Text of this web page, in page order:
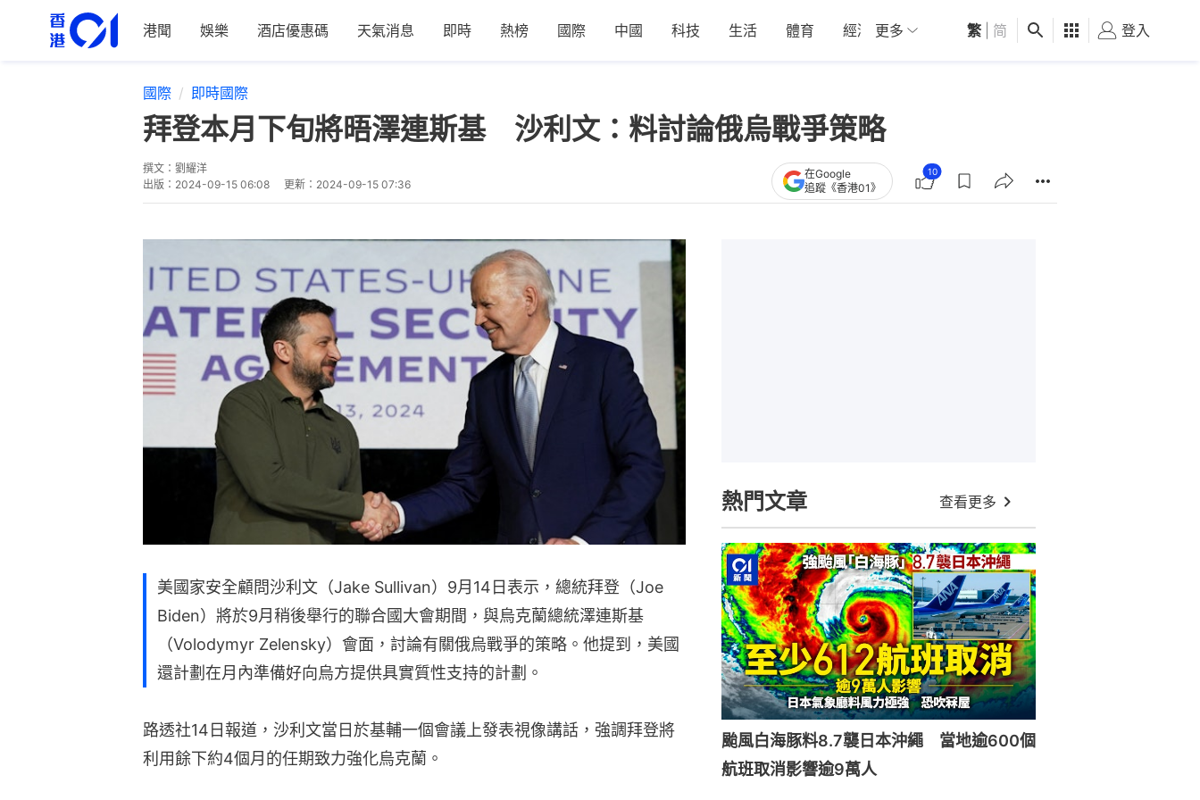
港聞 娛樂 酒店優惠碼 天氣消息 即時 熱榜 國際 中國 科技 生活 體育 經濟 01深圳 觀點 健康 好食玩飛
更多 繁 简 登入
國際 即時國際
拜登本月下旬將晤澤連斯基 沙利文：料討論俄烏戰爭策略
撰文： 劉耀洋
出版： 2024-09-15 06:08 更新： 2024-09-15 07:36
在Google
追蹤《香港01》
10
美國家安全顧問沙利文（Jake Sullivan）9月14日表示，總統拜登（Joe
Biden）將於9月稍後舉行的聯合國大會期間，與烏克蘭總統澤連斯基
（Volodymyr Zelensky）會面，討論有關俄烏戰爭的策略。他提到，美國
還計劃在月內準備好向烏方提供具實質性支持的計劃。
路透社14日報道，沙利文當日於基輔一個會議上發表視像講話，強調拜登將
利用餘下約4個月的任期致力強化烏克蘭。
熱門文章 查看更多
颱風白海豚料8.7襲日本沖繩 當地逾600個
航班取消影響逾9萬人